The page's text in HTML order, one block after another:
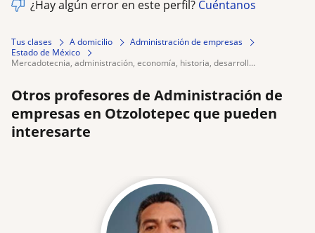
¿Hay algún error en este perfil? Cuéntanos
Tus clases A domicilio
Administración de empresas
Estado de México
mercadotecnia, administración, economía, historia, desarroll...
Otros profesores de Administración de
empresas en Otzolotepec que pueden
interesarte